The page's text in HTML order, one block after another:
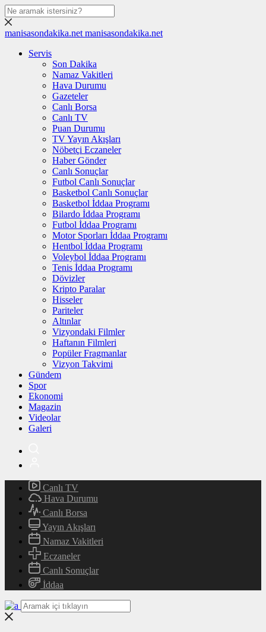
manisasondakika.net manisasondakika.net
Servis
Son Dakika
Namaz Vakitleri
Hava Durumu
Gazeteler
Canlı Borsa
Canlı TV
Puan Durumu
TV Yayın Akışları
Nöbetçi Eczaneler
Haber Gönder
Canlı Sonuçlar
Futbol Canlı Sonuçlar
Basketbol Canlı Sonuçlar
Basketbol İddaa Programı
Bilardo İddaa Programı
Futbol İddaa Programı
Motor Sporları İddaa Programı
Hentbol İddaa Programı
Voleybol İddaa Programı
Tenis İddaa Programı
Dövizler
Kripto Paralar
Hisseler
Pariteler
Altınlar
Vizyondaki Filmler
Haftanın Filmleri
Popüler Fragmanlar
Vizyon Takvimi
Gündem
Spor
Ekonomi
Magazin
Videolar
Galeri
Canlı TV
Hava Durumu
Canlı Borsa
Yayın Akışları
Namaz Vakitleri
Eczaneler
Canlı Sonuçlar
İddaa